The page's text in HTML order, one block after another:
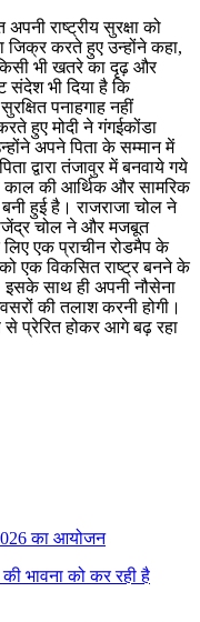
राष्ट्रीय सुरक्षा को
जिक्र करते हुए उन्होंने कहा,
भी खतरे का दृढ़ और
संदेश भी दिया है कि
पनाहगाह नहीं
हुए मोदी ने गंगईकोंडा
अपने पिता के सम्मान में
द्वारा तंजावुर में बनवाये गये
काल की आर्थिक और सामरिक
हुई है। राजराजा चोल ने
चोल ने और मजबूत
एक प्राचीन रोडमैप के
एक विकसित राष्ट्र बनने के
इसके साथ ही अपनी नौसेना
की तलाश करनी होगी।
से प्रेरित होकर आगे बढ़ रहा
का आयोजन
भावना को कर रही है